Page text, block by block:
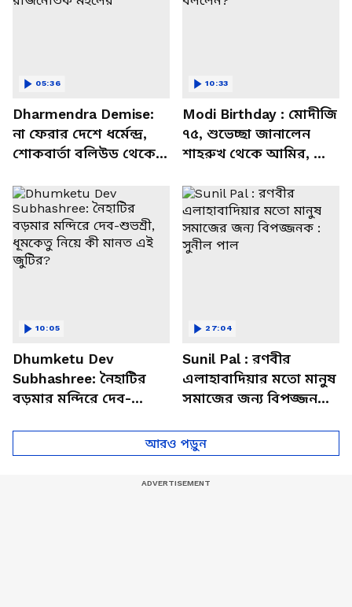
Dharmendra Demise:
না ফেরার দেশে ধর্মেন্দ্র,
শোকবার্তা বলিউড থেকে
05:36
Modi Birthday : মোদীজি
৭৫, শুভেচ্ছা জানালেন
শাহরুখ থেকে আমির, কী
10:33
Dhumketu Dev
Subhashree: নৈহাটির
বড়মার মন্দিরে দেব-
10:05
Sunil Pal : রণবীর
এলাহাবাদিয়ার মতো মানুষ
সমাজের জন্য বিপজ্জনক :
27:04
আরও পড়ুন